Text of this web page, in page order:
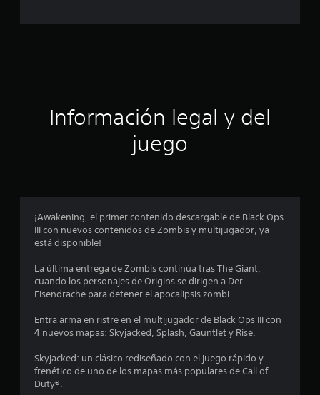
r
l
a
n
Información legal y del
juego
¡Awakening, el primer contenido descargable de Black Ops
III con nuevos contenidos de Zombis y multijugador, ya
está disponible!
La última entrega de Zombis continúa tras The Giant,
cuando los personajes de Origins se dirigen a Der
Eisendrache para detener el apocalipsis zombi.
Entra arma en ristre en el multijugador de Black Ops III con
4 nuevos mapas: Skyjacked, Splash, Gauntlet y Rise.
Skyjacked: un clásico rediseñado con el juego rápido y
frenético de uno de los mapas más populares de Call of
Duty®.